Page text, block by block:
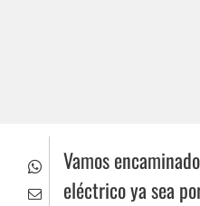
Vamos
eléctrico ya sea